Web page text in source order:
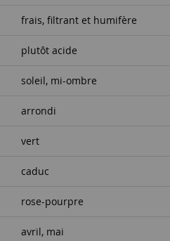
frais, filtrant et humifère
plutôt acide
soleil, mi-ombre
arrondi
vert
caduc
rose-pourpre
avril, mai